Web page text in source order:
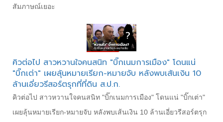
สัมภาษณ์เยอะ
คิวต่อไป สาวหวานใจคนสนิท "บิ๊กเนมการเมือง" โดนแน่
"บิ๊กเต่า" เผยลุ้นหมายเรียก-หมายจับ หลังพบเส้นเงิน 10
ล้านเอี่ยวรีสอร์ตรุกที่ที่ดิน ส.ป.ก.
คิวต่อไป สาวหวานใจคนสนิท "บิ๊กเนมการเมือง" โดนแน่ "บิ๊กเต่า"
เผยลุ้นหมายเรียก-หมายจับ หลังพบเส้นเงิน 10 ล้านเอี่ยวรีสอร์ตรุก